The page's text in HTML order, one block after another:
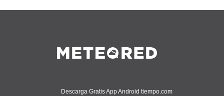
Descarga Gratis App Android tiempo.com